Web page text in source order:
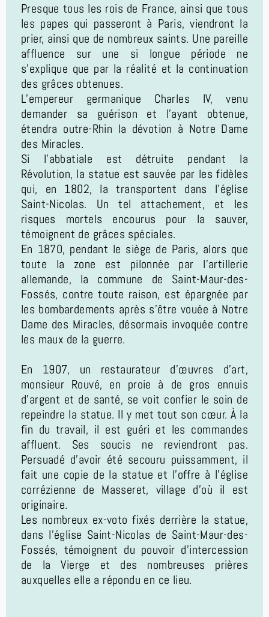
Presque tous les rois de France, ainsi que tous
les papes qui passeront à Paris, viendront la
prier, ainsi que de nombreux saints. Une pareille
affluence sur une si longue période ne
s’explique que par la réalité et la continuation
des grâces obtenues.
L’empereur germanique Charles IV, venu
demander sa guérison et l’ayant obtenue,
étendra outre-Rhin la dévotion à Notre Dame
des Miracles.
Si l’abbatiale est détruite pendant la
Révolution, la statue est sauvée par les fidèles
qui, en 1802, la transportent dans l’église
Saint-Nicolas. Un tel attachement, et les
risques mortels encourus pour la sauver,
témoignent de grâces spéciales.
En 1870, pendant le siège de Paris, alors que
toute la zone est pilonnée par l’artillerie
allemande, la commune de Saint-Maur-des-
Fossés, contre toute raison, est épargnée par
les bombardements après s’être vouée à Notre
Dame des Miracles, désormais invoquée contre
les maux de la guerre.
En 1907, un restaurateur d’œuvres d’art,
monsieur Rouvé, en proie à de gros ennuis
d’argent et de santé, se voit confier le soin de
repeindre la statue. Il y met tout son cœur. À la
fin du travail, il est guéri et les commandes
affluent. Ses soucis ne reviendront pas.
Persuadé d’avoir été secouru puissamment, il
fait une copie de la statue et l’offre à l’église
corrézienne de Masseret, village d’où il est
originaire.
Les nombreux ex-voto fixés derrière la statue,
dans l’église Saint-Nicolas de Saint-Maur-des-
Fossés, témoignent du pouvoir d’intercession
de la Vierge et des nombreuses prières
auxquelles elle a répondu en ce lieu.